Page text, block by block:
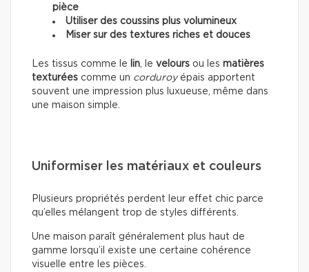
pièce
Utiliser des coussins plus volumineux
Miser sur des textures riches et douces
Les tissus comme le lin, le velours ou les matières
texturées comme un corduroyépais apportent
souvent une impression plus luxueuse, même dans
une maison simple.
Uniformiser les matériaux et couleurs
Plusieurs propriétés perdent leur effet chic parce
qu’elles mélangent trop de styles différents.
Une maison paraît généralement plus haut de
gamme lorsqu’il existe une certaine cohérence
visuelle entre les pièces.